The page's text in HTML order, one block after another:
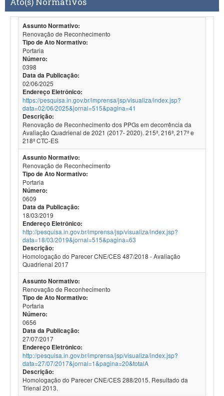
Assunto Normativo:
Renovação de Reconhecimento
Tipo de Ato Normativo:
Portaria
Número:
0398
Data da Publicação:
02/06/2025
Endereço Eletrônico:
https://pesquisa.in.gov.br/imprensa/jsp/visualiza/index.jsp?
data=02/06/2025&jornal=515&pagina=41
Descrição:
Renovação de Reconhecimento dos PPGs em decorrência da
Avaliação Quadrienal de 2021 (2017- 2020). 215ª, 216ª, 217ª e
218ª CTC-ES
Assunto Normativo:
Renovação de Reconhecimento
Tipo de Ato Normativo:
Portaria
Número:
0609
Data da Publicação:
18/03/2019
Endereço Eletrônico:
http://pesquisa.in.gov.br/imprensa/jsp/visualiza/index.jsp?
data=18/03/2019&jornal=515&pagina=63
Descrição:
Homologação do Parecer CNE/CES 487/2018 - Avaliação
Quadrienal 2017
Assunto Normativo:
Renovação de Reconhecimento
Tipo de Ato Normativo:
Portaria
Número:
0656
Data da Publicação:
27/07/2017
Endereço Eletrônico:
http://pesquisa.in.gov.br/imprensa/jsp/visualiza/index.jsp?
data=27/07/2017&jornal=1&pagina=20&totalA
Descrição:
Homologação do Parecer CNE/CES 288/2015. Resultado da
Trienal 2013.